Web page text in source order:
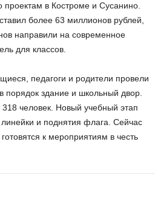
проектам в Костроме и Сусанино.
более 63 миллионов рублей,
направили на современное
для классов.
педагоги и родители провели
порядок здание и школьный двор.
человек. Новый учебный этап
линейки и поднятия флага. Сейчас
к мероприятиям в честь